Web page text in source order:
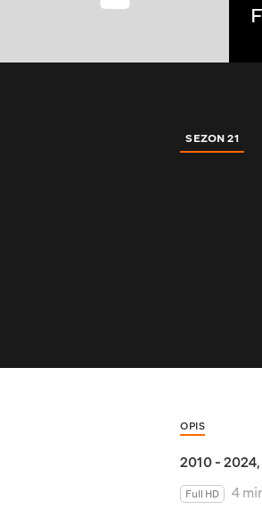
SEZON 21
OPIS
2010 - 2024,
Full HD
4